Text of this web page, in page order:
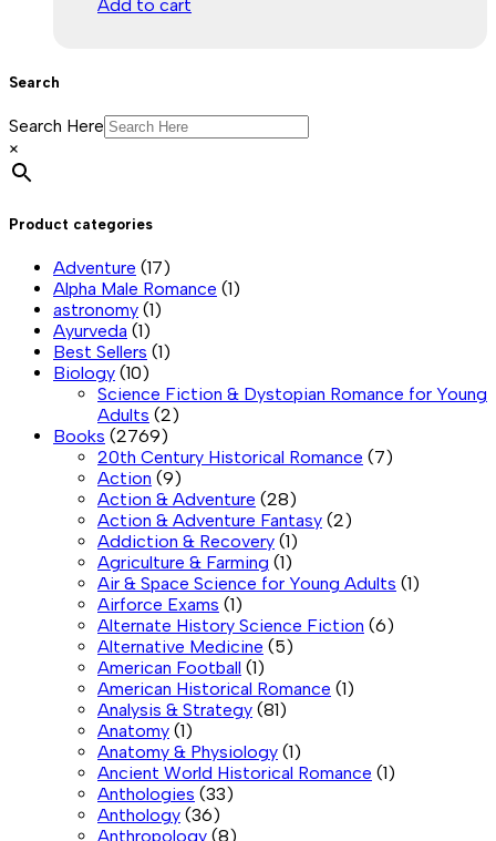
Add to cart
Search
Search Here
×
Product categories
Adventure (17)
Alpha Male Romance (1)
astronomy (1)
Ayurveda (1)
Best Sellers (1)
Biology (10)
Science Fiction & Dystopian Romance for Young
Adults (2)
Books (2769)
20th Century Historical Romance (7)
Action (9)
Action & Adventure (28)
Action & Adventure Fantasy (2)
Addiction & Recovery (1)
Agriculture & Farming (1)
Air & Space Science for Young Adults (1)
Airforce Exams (1)
Alternate History Science Fiction (6)
Alternative Medicine (5)
American Football (1)
American Historical Romance (1)
Analysis & Strategy (81)
Anatomy (1)
Anatomy & Physiology (1)
Ancient World Historical Romance (1)
Anthologies (33)
Anthology (36)
Anthropology (8)